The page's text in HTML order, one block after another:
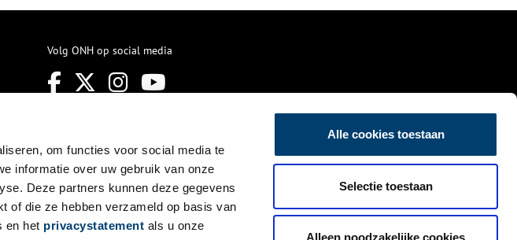
om functies voor social media te
informatie over uw gebruik van onze
Deze partners kunnen deze gegevens
of die ze hebben verzameld op basis van
en het privacystatement als u onze
Alle cookies toestaan
Selectie toestaan
Alleen noodzakelijke cookies
Volg ONH op social media